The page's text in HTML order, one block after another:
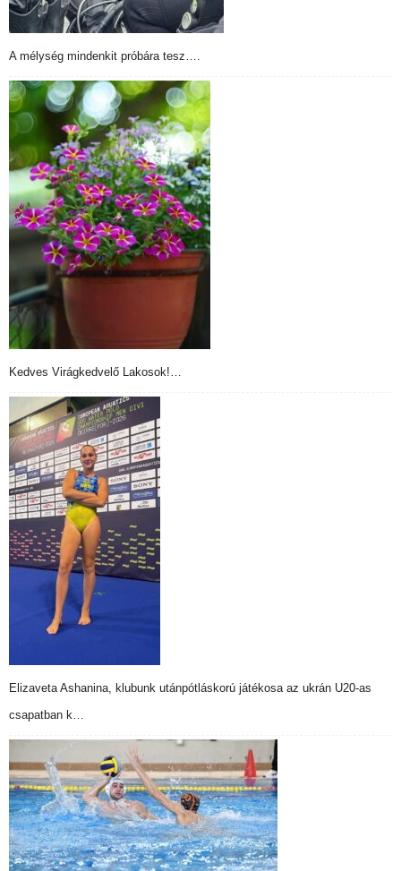
A mélység mindenkit próbára tesz….
Kedves Virágkedvelő Lakosok!…
Elizaveta Ashanina, klubunk utánpótláskorú játékosa az ukrán U20-as
csapatban k…